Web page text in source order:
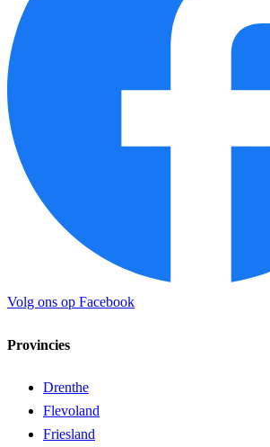
Volg ons op Facebook
Provincies
Drenthe
Flevoland
Friesland